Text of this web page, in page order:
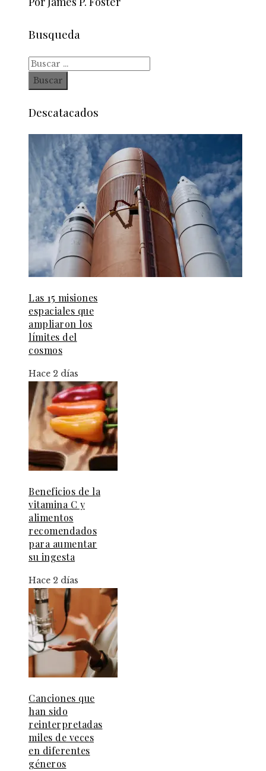
Busqueda
Buscar:
Descatacados
Las 15 misiones
espaciales que
ampliaron los
límites del
cosmos
Hace 2 días
Beneficios de la
vitamina C y
alimentos
recomendados
para aumentar
su ingesta
Hace 2 días
Canciones que
han sido
reinterpretadas
miles de veces
en diferentes
géneros